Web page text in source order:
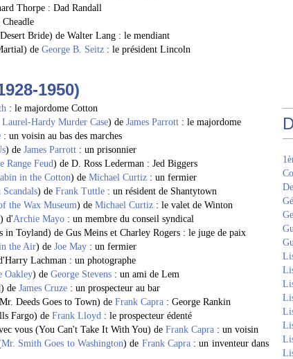
Thorpe : Dad Randall
Cheadle
Bride) de Walter Lang : le mendiant
de George B. Seitz : le président Lincoln
1950)
: le majordome Cotton
Laurel-Hardy Murder Case) de James Parrott : le majordome
: un voisin au bas des marches
) de James Parrott : un prisonnier
Range Feud) de D. Ross Lederman : Jed Biggers
in the Cotton) de Michael Curtiz : un fermier
Scandals) de Frank Tuttle : un résident de Shantytown
the Wax Museum) de Michael Curtiz : le valet de Winton
d'Archie Mayo : un membre du conseil syndical
in Toyland) de Gus Meins et Charley Rogers : le juge de paix
the Air) de Joe May : un fermier
Lachman : un photographe
Oakley) de George Stevens : un ami de Lem
de James Cruze : un prospecteur au bar
Deeds Goes to Town) de Frank Capra : George Rankin
Fargo) de Frank Lloyd : le prospecteur édenté
vous (You Can't Take It With You) de Frank Capra : un voisin
Mr. Smith Goes to Washington) de Frank Capra: un inventeur dans